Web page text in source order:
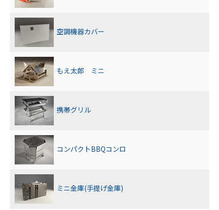
空調機器カバー
もえ太郎 ミニ
携帯グリル
コンパクトBBQコンロ
ミニ金庫(手提げ金庫)